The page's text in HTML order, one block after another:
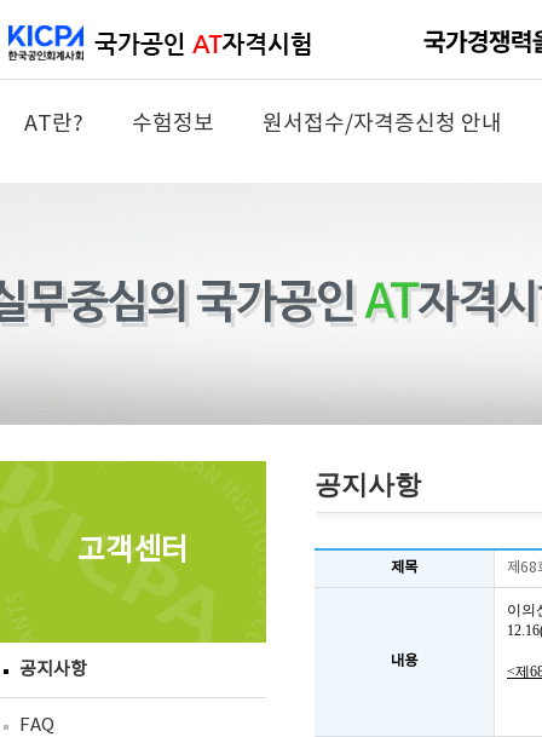
AT란? 수험정보 원서접수/자격증신청 안내
고객센터
공지사항
FAQ
공지사항
제목 제68
내용
이의
<제